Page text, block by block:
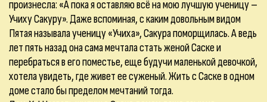
произнесла: «А пока я оставляю всё на мою лучшую ученицу –
Учиху Сакуру». Даже вспоминая, с каким довольным видом
Пятая называла ученицу «Учиха», Сакура поморщилась. А ведь
лет пять назад она сама мечтала стать женой Саске и
перебраться в его поместье, еще будучи маленькой девочкой,
хотела увидеть, где живет ее суженый. Жить с Саске в одном
доме стало бы пределом мечтаний тогда.